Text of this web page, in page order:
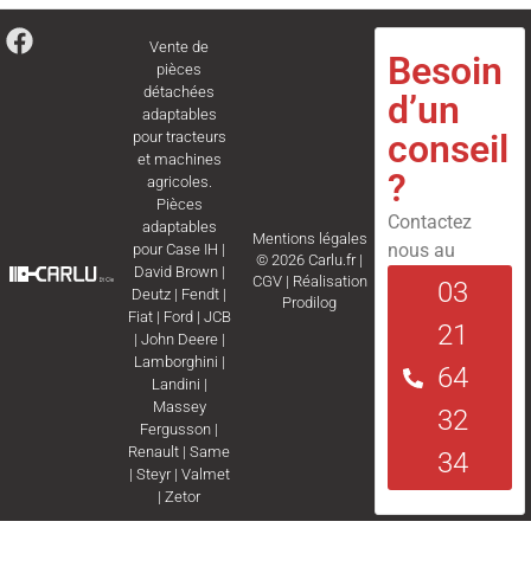
Vente de
pièces
détachées
adaptables
pour tracteurs
et machines
agricoles.
Pièces
adaptables
pourCase IH |
David Brown|
Deutz | Fendt |
Fiat| Ford | JCB
| John Deere|
Lamborghini |
Landini |
Massey
Fergusson |
Renault |Same
| Steyr| Valmet
|Zetor
Mentions légales
© 2026 Carlu.fr |
CGV| Réalisation
Prodilog
Besoin
d’un
conseil
?
Contactez
nous au
03
21
64
32
34